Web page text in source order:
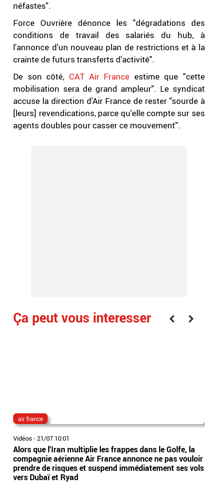
néfastes".
Force Ouvrière dénonce les "dégradations des
conditions de travail des salariés du hub, à
l'annonce d'un nouveau plan de restrictions et à la
crainte de futurs transferts d'activité".
De son côté, CAT Air France estime que "cette
mobilisation sera de grand ampleur". Le syndicat
accuse la direction d'Air France de rester "sourde à
[leurs] revendications, parce qu'elle compte sur ses
agents doubles pour casser ce mouvement".
Ça peut vous interesser
air france
Vidéos -21/07 10:01
Alors que l'Iran multiplie les frappes dans le Golfe, la
compagnie aérienne Air France annonce ne pas vouloir
prendre de risques et suspend immédiatement ses vols
vers Dubaï et Ryad